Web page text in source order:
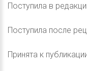
Поступила в
Поступила после
Принята к